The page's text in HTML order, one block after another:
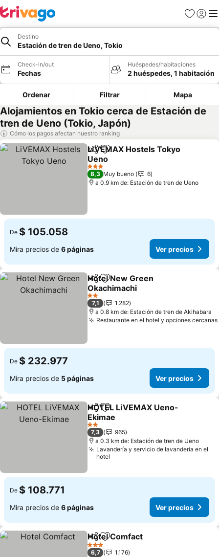
Favoritos
Iniciar
Destino
Estación de tren de Ueno, Tokio
Check-in/out
Fechas
Huéspedes/habitaciones
2 huéspedes, 1 habitación
Ordenar Filtrar Mapa
Alojamientos en Tokio cerca de Estación de
tren de Ueno (Tokio, Japón)
Cómo los pagos afectan nuestro ranking
CompartirAgregar a favoritos
LiVEMAX Hostels Tokyo
Ueno
Ver precios
3 Estrellas
8,3 Muy bueno
6
a 0.9 km de: Estación de tren de Ueno
De $ 105.058
Mira precios de 6 páginas Ver precios
CompartirAgregar a favoritos
Hotel New Green
Okachimachi
Ver precios
2 Estrellas
7,1
1.282
a 0.8 km de: Estación de tren de Akihabara
Restaurante en el hotel y opciones cercanas
De $ 232.977
Mira precios de 5 páginas Ver precios
CompartirAgregar a favoritos
HOTEL LiVEMAX Ueno-
Ekimae
Ver precios
2 Estrellas
7,3
965
a 0.3 km de: Estación de tren de Ueno
Lavandería y servicio de lavandería en el
hotel
De $ 108.771
Mira precios de 6 páginas Ver precios
CompartirAgregar a favoritos
Hotel Comfact
3 Estrellas
6,7
1.176